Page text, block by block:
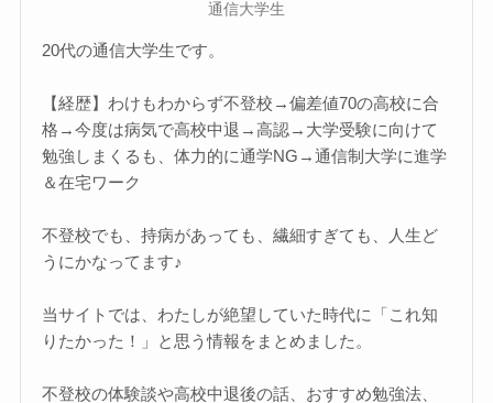
通信大学生
20代の通信大学生です。
【経歴】わけもわからず不登校→偏差値70の高校に合
格→今度は病気で高校中退→高認→大学受験に向けて
勉強しまくるも、体力的に通学NG→通信制大学に進学
＆在宅ワーク
不登校でも、持病があっても、繊細すぎても、人生ど
うにかなってます♪
当サイトでは、わたしが絶望していた時代に「これ知
りたかった！」と思う情報をまとめました。
不登校の体験談や高校中退後の話、おすすめ勉強法、